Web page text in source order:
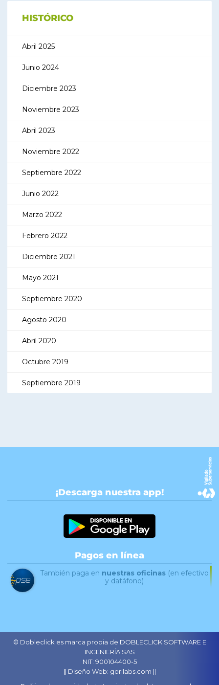
HISTÓRICO
Abril 2025
Junio 2024
Diciembre 2023
Noviembre 2023
Abril 2023
Noviembre 2022
Septiembre 2022
Junio 2022
Marzo 2022
Febrero 2022
Diciembre 2021
Mayo 2021
Septiembre 2020
Agosto 2020
Abril 2020
Octubre 2019
Septiembre 2019
¡Descarga nuestra app!
Pagos en línea
También paga en nuestras oficinas(en efectivo
y datáfono)
© Dobleclick es marca propia de DOBLECLICK SOFTWARE E
INGENIERÍA SAS
NIT: 900104400-5
|| Diseño Web: gorilabs.com ||